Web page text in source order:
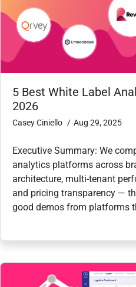
5 Best White Label
2026
Casey Ciniello Aug 29, 2025
Executive Summary: We
analytics platforms across
architecture, multi-tenant
and pricing transparency —
good demos from platforms